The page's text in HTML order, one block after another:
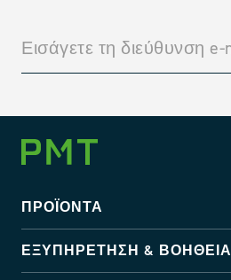
ΠΡΟΪΌΝΤΑ
ΕΞΥΠΗΡΈΤΗΣΗ & ΒΟΉΘΕΙΑ